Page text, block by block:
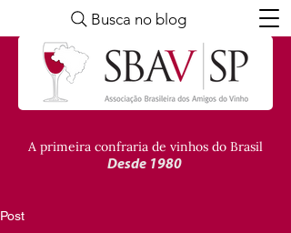
A primeira confraria de vinhos do Brasil
Desde 1980
Busca no blog
Post